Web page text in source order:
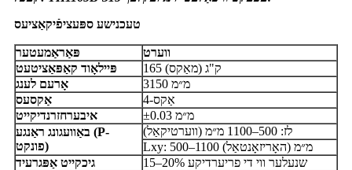
טעכנישע ספּעציפֿיקאַציעס
פּאַראַמעטער
ווערט
פּיילאָוד קאַפּאַציטעט
165 ק"ג (מאַקס)
אָרעם לענג
3150 מ״מ
אַקסעס
4-אַקס
איבערחזרנדיקייט
±0.03 מ״מ
באַוועגונג ראַנגע (P-
פונקט)
לז: 500–1100 מ״מ (ווערטיקאַל)
Lxy: 500–1100 מ״מ (האָריזאָנטאַל)
גיכקייט אַפּגרעיד
15–20% שנעלער ווי די פריערדיקע